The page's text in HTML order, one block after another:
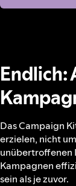
Endlich:
Das Campaign
erzielen, nicht
unübertroffenen
Kampagnen
sein als je zuvor.